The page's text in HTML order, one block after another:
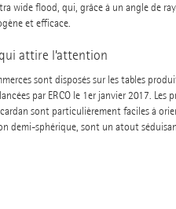
wide flood, qui, grâce à un angle de
et efficace.
attire l’attention
sont disposés sur les tables
par ERCO le 1er janvier 2017. Les
sont particulièrement faciles à
demi-sphérique, sont un atout